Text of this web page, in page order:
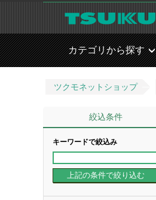
カテゴリから探す
ツクモネットショップ
絞込条件
キーワードで絞込み